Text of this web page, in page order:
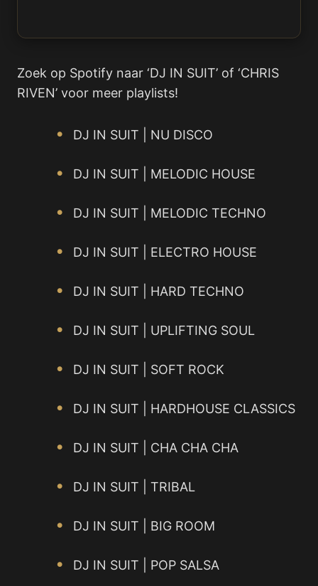
Zoek op Spotify naar ‘DJ IN SUIT’ of ‘CHRIS
RIVEN’ voor meer playlists!
DJ IN SUIT | NU DISCO
DJ IN SUIT | MELODIC HOUSE
DJ IN SUIT | MELODIC TECHNO
DJ IN SUIT | ELECTRO HOUSE
DJ IN SUIT | HARD TECHNO
DJ IN SUIT | UPLIFTING SOUL
DJ IN SUIT | SOFT ROCK
DJ IN SUIT | HARDHOUSE CLASSICS
DJ IN SUIT | CHA CHA CHA
DJ IN SUIT | TRIBAL
DJ IN SUIT | BIG ROOM
DJ IN SUIT | POP SALSA